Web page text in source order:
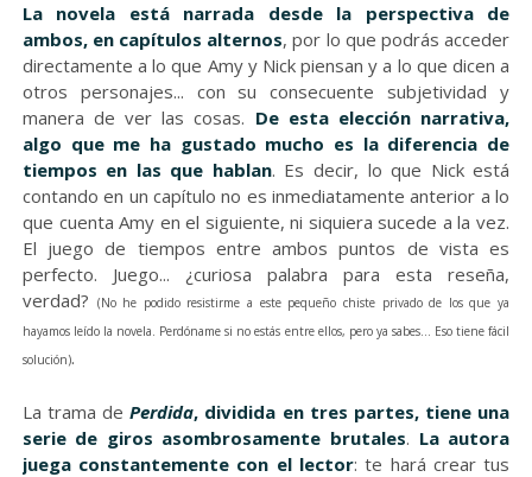
La novela está narrada desde la perspectiva de
ambos, en capítulos alternos, por lo que podrás acceder
directamente a lo que Amy y Nick piensan y a lo que dicen a
otros personajes... con su consecuente subjetividad y
manera de ver las cosas. De esta elección narrativa,
algo que me ha gustado mucho es la diferencia de
tiempos en las que hablan. Es decir, lo que Nick está
contando en un capítulo no es inmediatamente anterior a lo
que cuenta Amy en el siguiente, ni siquiera sucede a la vez.
El juego de tiempos entre ambos puntos de vista es
perfecto. Juego... ¿curiosa palabra para esta reseña,
verdad? (No he podido resistirme a este pequeño chiste privado de los que ya
hayamos leído la novela. Perdóname si no estás entre ellos, pero ya sabes... Eso tiene fácil
solución).
La trama dePerdida, dividida en tres partes, tiene una
serie de giros asombrosamente brutales. La autora
juega constantemente con el lector: te hará crear tus